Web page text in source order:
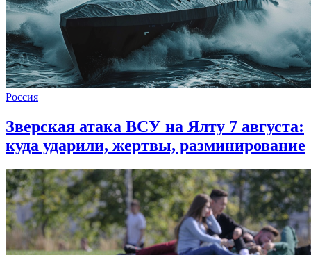
Россия
Зверская атака ВСУ на Ялту 7 августа:
куда ударили, жертвы, разминирование